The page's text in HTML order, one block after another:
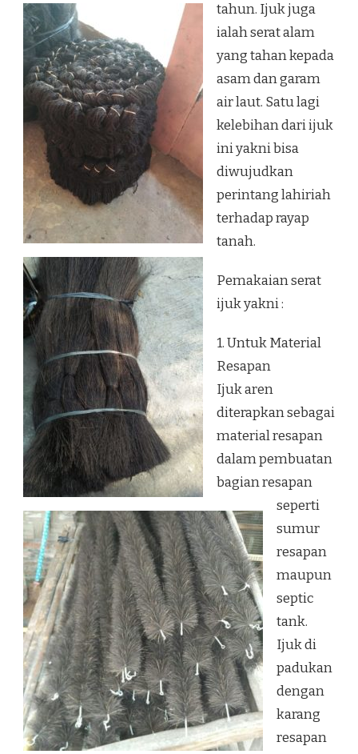
tahun. Ijuk juga
ialah serat alam
yang tahan kepada
asam dan garam
air laut. Satu lagi
kelebihan dari ijuk
ini yakni bisa
diwujudkan
perintang lahiriah
terhadap rayap
tanah.
Pemakaian serat
ijuk yakni :
1. Untuk Material
Resapan
Ijuk aren
diterapkan sebagai
material resapan
dalam pembuatan
bagian resapan
seperti
sumur
resapan
maupun
septic
tank.
Ijuk di
padukan
dengan
karang
resapan